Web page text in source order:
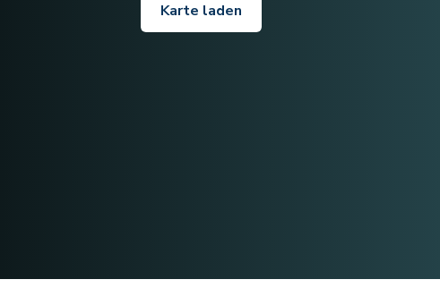
Karte laden